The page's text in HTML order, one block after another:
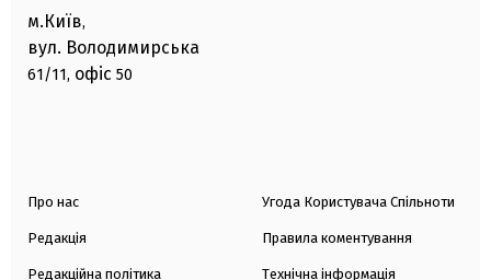
м.Київ,
вул. Володимирська
61/11, офіс 50
Про нас
Редакція
Редакційна політика
Угода Користувача Спільноти
Правила коментування
Технічна інформація